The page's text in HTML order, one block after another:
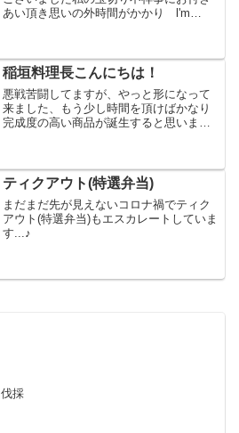
あい頂き思いの外時間がかかり l'm
稲垣料理長こんにちは！
悪戦苦闘してますが、やっと形になって
来ました、もう少し時間を頂けばかなり
完成度の高い商品が誕生すると思いま
ティクアウト(特選弁当)
まだまだ先が見えないコロナ禍でティク
アウト(特選弁当)もエスカレートしていま
す...♪
伐採